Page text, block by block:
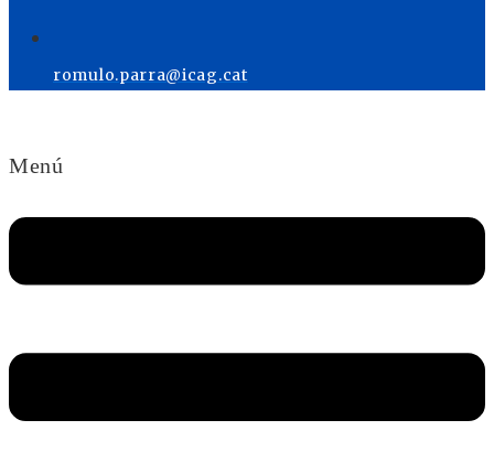
romulo.parra@icag.cat
Menú